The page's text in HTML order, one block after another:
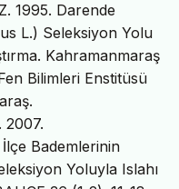
1995. Darende
L.) Seleksiyon Yolu
Kahramanmaraş
Bilimleri Enstitüsü
2007.
Bademlerinin
Yoluyla Islahı